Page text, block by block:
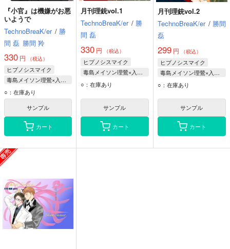
『小官』は機嫌がお悪
いようで
TechnoBreaK/er / 勝
間 磊 勝間 羚
330 円 （税込）
ヒプノシスマイク
毒島メイソン理鶯×入間銃兎
毒島メイソン理鶯
入間銃兎
碧棺左馬刻
○：在庫あり
サンプル
カート
月刊理銃vol.1
TechnoBreaK/er / 勝
間 磊
330 円 （税込）
ヒプノシスマイク
毒島メイソン理鶯×入間銃兎
毒島メイソン理鶯
○：在庫あり
サンプル
カート
月刊理銃vol.2
TechnoBreaK/er / 勝間
磊
299円 （税込）
ヒプノシスマイク
毒島メイソン理鶯×入間銃兎
毒島メイソン理鶯
○：在庫あり
サンプル
カート